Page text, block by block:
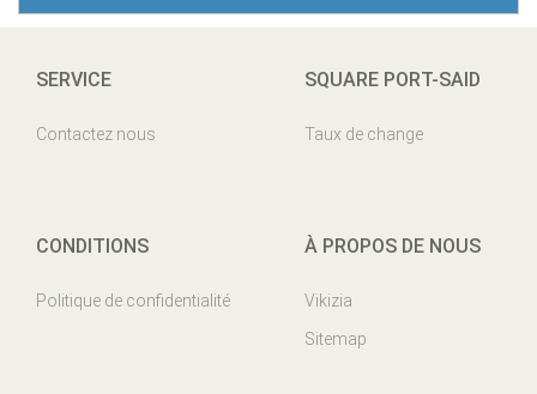
SERVICE
Contactez nous
SQUARE PORT-SAID
Taux de change
CONDITIONS
Politique de confidentialité
À PROPOS DE NOUS
Vikizia
Sitemap